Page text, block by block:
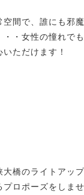
間で、誰にも邪
・女性の憧れで
ただけます！
橋のライトアッ
ロポーズをしま